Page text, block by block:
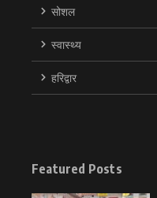
सोशल
स्वास्थ्य
हरिद्वार
Featured Posts